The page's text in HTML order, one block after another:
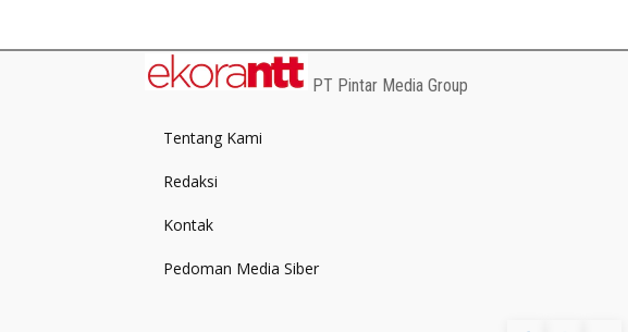
PT Pintar Media Group
Tentang Kami
Redaksi
Kontak
Pedoman Media Siber